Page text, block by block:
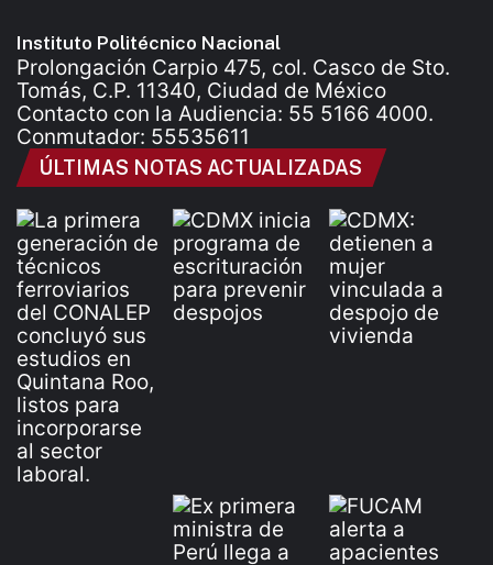
Instituto Politécnico Nacional
Prolongación Carpio 475, col. Casco de Sto.
Tomás, C.P. 11340, Ciudad de México
Contacto con la Audiencia: 55 5166 4000.
Conmutador: 55535611
ÚLTIMAS NOTAS ACTUALIZADAS